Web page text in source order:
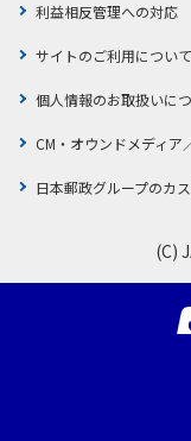
利益相反管理への対応
サイトのご利用について
個人情報のお取扱いに
CM・オウンドメディア
日本郵政グループのカ
(C)